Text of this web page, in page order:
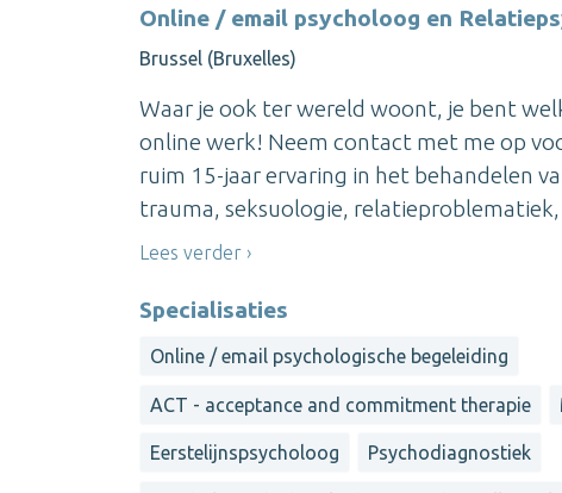
Online / email psycholoog en
Brussel (Bruxelles)
Waar je ook ter wereld woont, je bent
online werk! Neem contact met me op
ruim 15-jaar ervaring in het behandelen
trauma, seksuologie,
Lees verder
Specialisaties
Online / email psychologische begeleiding
ACT - acceptance and commitment therapie
Eerstelijnspsycholoog Psychodiagnostiek